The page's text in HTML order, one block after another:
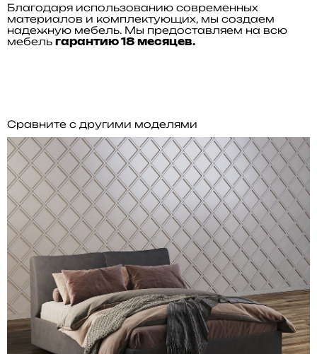
Благодаря использованию современных
материалов и комплектующих, мы создаем
надежную мебель. Мы предоставляем на всю
мебель гарантию 18 месяцев.
Сравните с другими моделями